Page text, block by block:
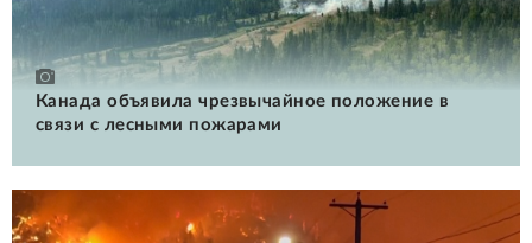
Канада объявила чрезвычайное положение в
связи с лесными пожарами